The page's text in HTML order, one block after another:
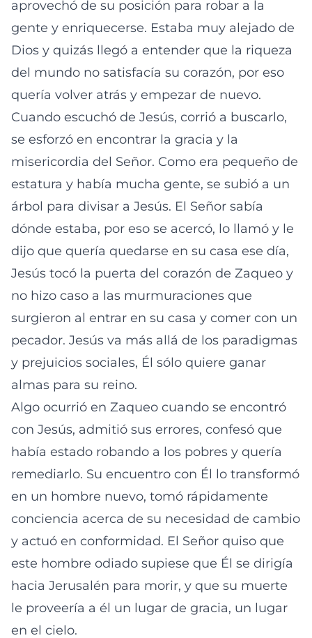
aprovechó de su posición para robar a la
gente y enriquecerse. Estaba muy alejado de
Dios y quizás llegó a entender que la riqueza
del mundo no satisfacía su corazón, por eso
quería volver atrás y empezar de nuevo.
Cuando escuchó de Jesús, corrió a buscarlo,
se esforzó en encontrar la gracia y la
misericordia del Señor. Como era pequeño de
estatura y había mucha gente, se subió a un
árbol para divisar a Jesús. El Señor sabía
dónde estaba, por eso se acercó, lo llamó y le
dijo que quería quedarse en su casa ese día,
Jesús tocó la puerta del corazón de Zaqueo y
no hizo caso a las murmuraciones que
surgieron al entrar en su casa y comer con un
pecador. Jesús va más allá de los paradigmas
y prejuicios sociales, Él sólo quiere ganar
almas para su reino.
Algo ocurrió en Zaqueo cuando se encontró
con Jesús, admitió sus errores, confesó que
había estado robando a los pobres y quería
remediarlo. Su encuentro con Él lo transformó
en un hombre nuevo, tomó rápidamente
conciencia acerca de su necesidad de cambio
y actuó en conformidad. El Señor quiso que
este hombre odiado supiese que Él se dirigía
hacia Jerusalén para morir, y que su muerte
le proveería a él un lugar de gracia, un lugar
en el cielo.